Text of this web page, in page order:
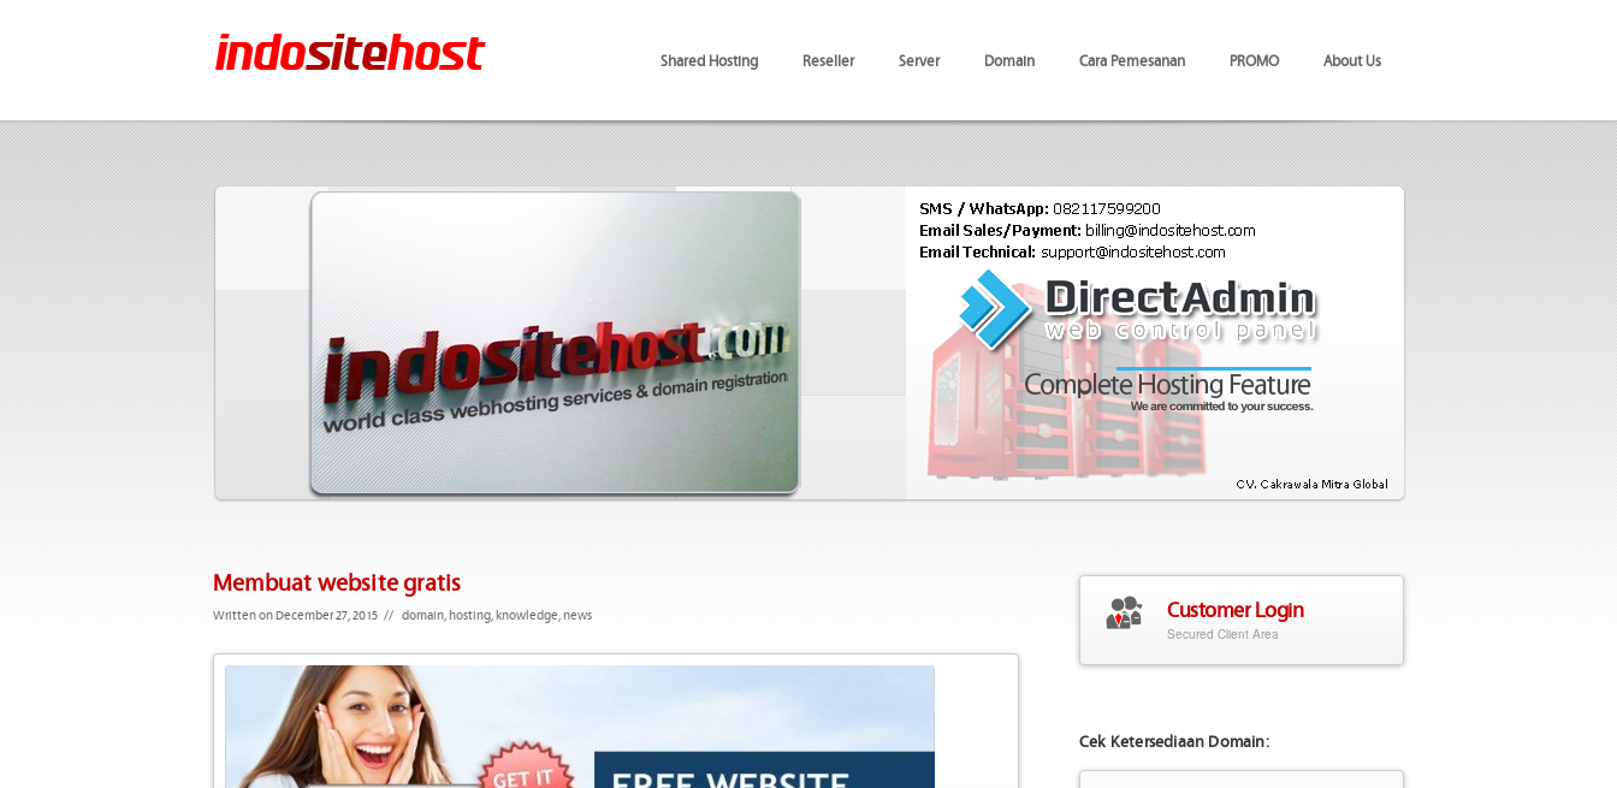
Shared Hosting Reseller Server Domain Cara Pemesanan PROMO About Us
Membuat website gratis
Written on December 27, 2015 // domain,hosting,knowledge,news Customer Login
Secured Client Area
Cek Ketersediaan Domain: